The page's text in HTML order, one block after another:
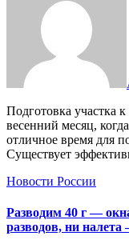
Подготовка участка к сезону с помощью круп Первый
весенний месяц,
отличное время для
Существует
Новости России
Разводим 40 г —
разводов, ни